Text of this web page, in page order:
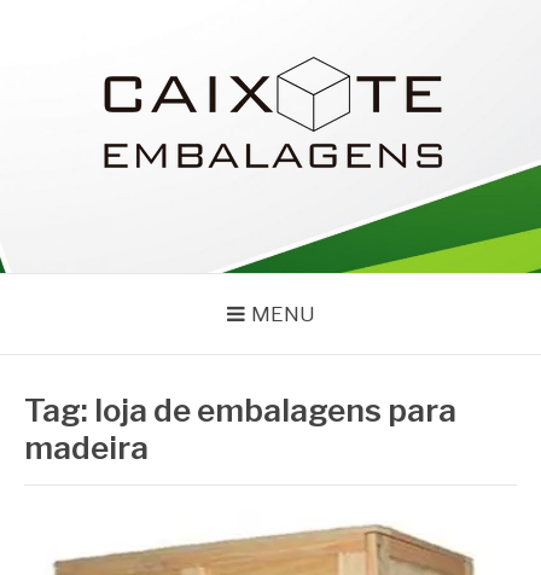
MENU
Tag: loja de embalagens para
madeira